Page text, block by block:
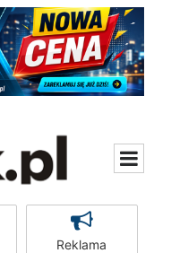
Reklama